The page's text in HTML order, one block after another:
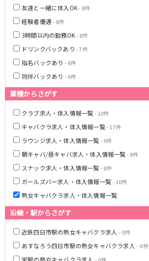
友達と一緒に体入OK- 8件
経験者優遇- 8件
3時間以内の勤務OK- 8件
ドリンクバックあり - 7件
指名バックあり - 6件
同伴バックあり - 6件
業種からさがす
クラブ求人・体入情報一覧- 10件
キャバクラ求人・体入情報一覧- 17件
ラウンジ求人・体入情報一覧- 9件
朝キャバ/昼キャバ求人・体入情報一覧- 8件
スナック求人・体入情報一覧- 8件
ガールズバー求人・体入情報一覧- 10件
熟女キャバクラ求人・体入情報一覧
沿線・駅からさがす
近鉄四日市駅の熟女キャバクラ求人- 0件
あすなろう四日市駅の熟女キャバクラ求人 - 0件
栄駅の熟女キャバクラ求人 - 0件